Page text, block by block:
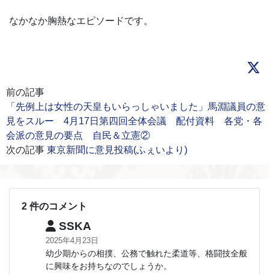
なかなか胸熱なエピソードです。
前の記事
「先例上は女性の天皇もいらっしゃいました」馬淵議員の意
見をスルー 4月17日第四回全体会議 配付資料 各党・各
会派の意見の要点 自民＆立憲②
次の記事 東京新聞に意見投稿(ふぇいより)
2 件のコメント
SSKA
2025年4月23日
幼少期からの相撲、公務で触れた柔道等、格闘技全般
に興味をお持ちなのでしょうか。